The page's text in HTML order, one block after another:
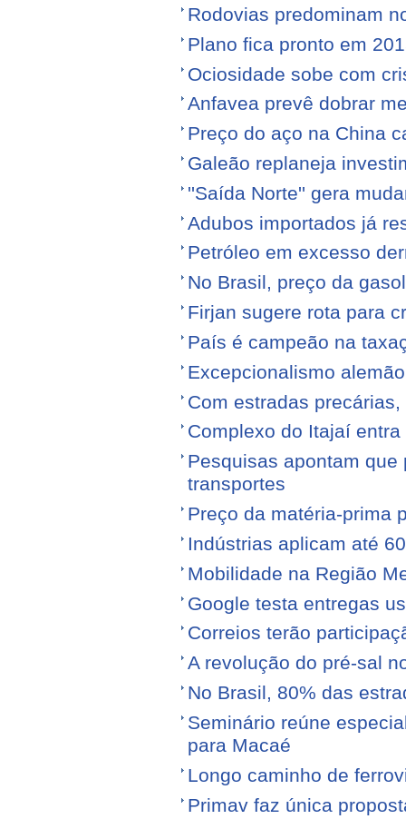
Rodovias predominam
Plano fica pronto em
Ociosidade sobe com
Anfavea prevê dobrar
Preço do aço na China
Galeão replaneja
''Saída Norte'' gera
Adubos importados já
Petróleo em excesso
No Brasil, preço da
Firjan sugere rota para
País é campeão na
Excepcionalismo alemão
Com estradas
Complexo do Itajaí
Pesquisas apontam
transportes
Preço da matéria-prima
Indústrias aplicam até
Mobilidade na Região
Google testa entregas
Correios terão
A revolução do pré-sal
No Brasil, 80% das
Seminário reúne
para Macaé
Longo caminho de
Primav faz única